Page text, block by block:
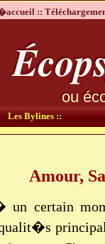
::
ou
Les Bylines ::
Amour,
un certain